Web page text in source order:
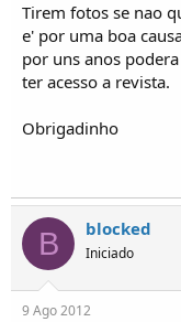
Tirem fotos se nao
e' por uma boa
por uns anos
ter acesso a revista.
Obrigadinho
B blocked
Iniciado
9 Ago 2012